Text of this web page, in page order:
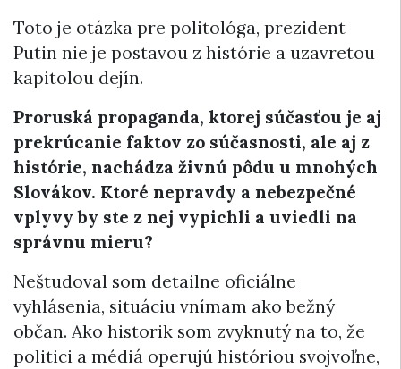
​Toto je otázka pre politológa, prezident
Putin nie je postavou z histórie a uzavretou
kapitolou dejín.
Proruská propaganda, ktorej súčasťou je aj
prekrúcanie faktov zo súčasnosti, ale aj z
histórie, nachádza živnú pôdu u mnohých
Slovákov. Ktoré nepravdy a nebezpečné
vplyvy by ste z nej vypichli a uviedli na
správnu mieru?
​Neštudoval som detailne oficiálne
vyhlásenia, situáciu vnímam ako bežný
občan. Ako historik som zvyknutý na to, že
politici a médiá operujú históriou svojvoľne,